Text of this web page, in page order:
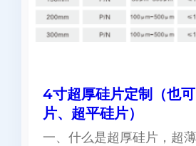
4寸超厚硅片定制（也
片、超平硅片）
一、什么是超厚硅片，超